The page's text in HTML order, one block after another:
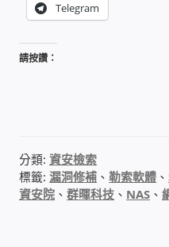
WIFI Wi-Fi 無線熱點
網路硬體設備
虛擬機 Virtual
VMware
Telegram
請按讚：
分類:資安檢索
標籤:漏洞修補 、勒索軟體 、
資安院 、群暉科技 、 NAS 、